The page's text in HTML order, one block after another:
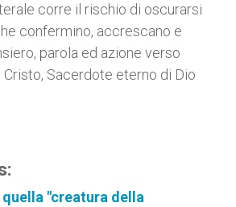
corre il rischio di oscurarsi
confermino, accrescano e
parola ed azione verso
Cristo, Sacerdote eterno di Dio
quella "creatura della